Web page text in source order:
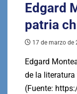
Edgard
patria
17 de marzo de
Edgard
de la
(Fuente: